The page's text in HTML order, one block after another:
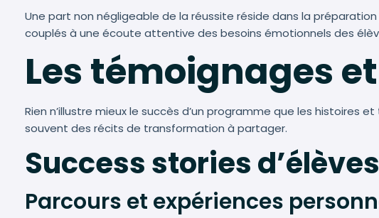
Une part non négligeable de la réussite réside dans la
couplés à une écoute attentive des besoins émotionnels des
Les témoignages
Rien n’illustre mieux le succès d’un programme que les
souvent des récits de transformation à partager.
Success stories d’élèves
Parcours et expériences